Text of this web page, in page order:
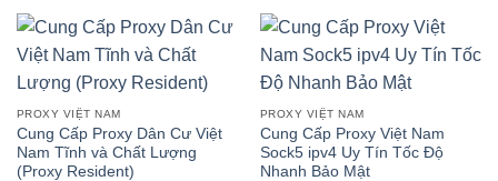
PROXY VIỆT NAM
Cung Cấp Proxy Dân Cư Việt
Nam Tĩnh và Chất Lượng
(Proxy Resident)
PROXY VIỆT NAM
Cung Cấp Proxy Việt Nam
Sock5 ipv4 Uy Tín Tốc Độ
Nhanh Bảo Mật